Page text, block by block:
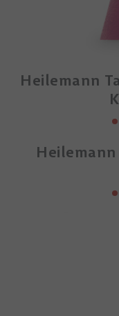
Heilemann